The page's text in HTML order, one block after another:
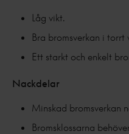
Låg vikt.
Bra bromsverkan i torrt
Ett starkt och enkelt
Nackdelar
Minskad bromsverkan
Bromsklossarna